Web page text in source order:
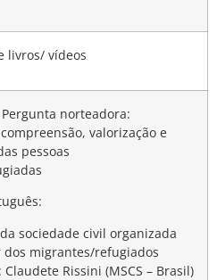
livros/ vídeos
Pergunta norteadora:
valorização e
pessoas
sociedade civil organizada
dos migrantes/refugiados
Rissini (MSCS – Brasil)